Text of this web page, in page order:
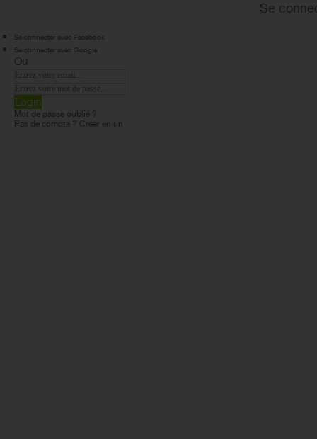
Se
Se connecter avec Facebook
Se connecter avec Google
Ou
Login
Mot de passe oublié ?
Pas de compte ? Créer en un